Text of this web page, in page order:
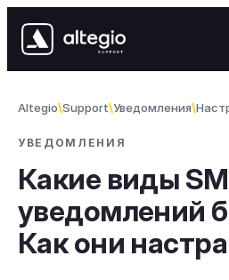
Altegio Support Уведомления
УВЕДОМЛЕНИЯ
Какие виды
уведомлений
Как они